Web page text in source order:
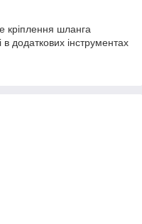
кріплення шланга
додаткових інструментах